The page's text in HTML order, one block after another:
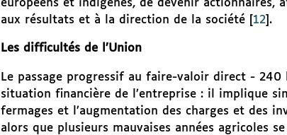
européens et indigènes, de devenir actionnaires,
aux résultats et à la direction de la société[ 12] .
Les difficultés de l’Union
Le passage progressif au faire-valoir direct - 240
situation financière de l’entreprise : il implique
fermages et l’augmentation des charges et des
alors que plusieurs mauvaises années agricoles